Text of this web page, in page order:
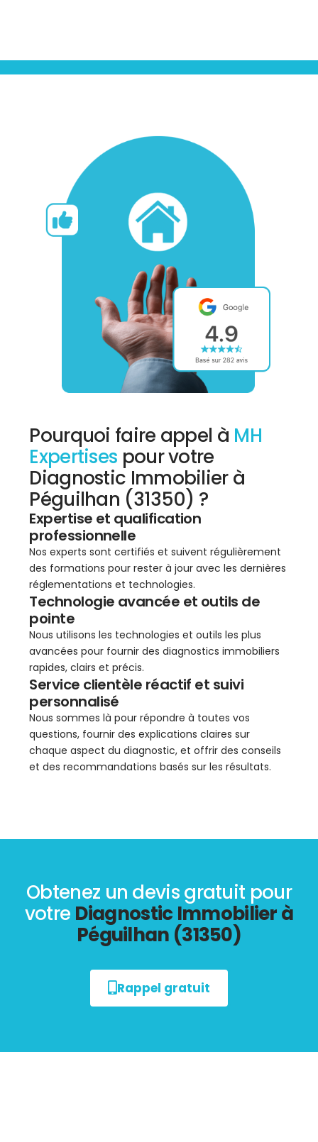
Pourquoi faire appel à MH
Expertises pour votre
Diagnostic Immobilier à
Péguilhan (31350) ?
Expertise et qualification
professionnelle
Nos experts sont certifiés et suivent régulièrement
des formations pour rester à jour avec les dernières
réglementations et technologies.
Technologie avancée et outils de
pointe
Nous utilisons les technologies et outils les plus
avancées pour fournir des diagnostics immobiliers
rapides, clairs et précis.
Service clientèle réactif et suivi
personnalisé
Nous sommes là pour répondre à toutes vos
questions, fournir des explications claires sur
chaque aspect du diagnostic, et offrir des conseils
et des recommandations basés sur les résultats.
Obtenez un devis gratuit pour
votre Diagnostic Immobilier à
Péguilhan (31350)
Rappel gratuit